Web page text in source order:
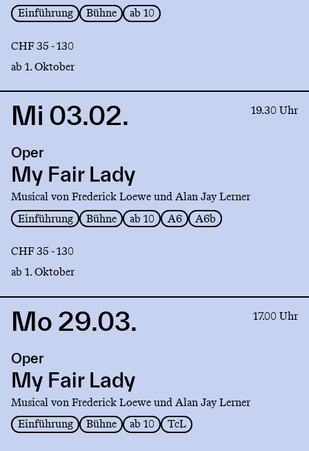
Einführung
Bühne ab 10
CHF 35 - 130
ab 1. Oktober
Link
My
Fair
Lady
Mi 03.02. 19.30 Uhr
Oper
My Fair Lady
Musical von Frederick Loewe und Alan Jay Lerner
Einführung
Bühne ab 10 A6 A6b
CHF 35 - 130
ab 1. Oktober
Link
My
Fair
Lady
Mo 29.03. 17.00 Uhr
Oper
My Fair Lady
Musical von Frederick Loewe und Alan Jay Lerner
Einführung
Bühne ab 10 TcL